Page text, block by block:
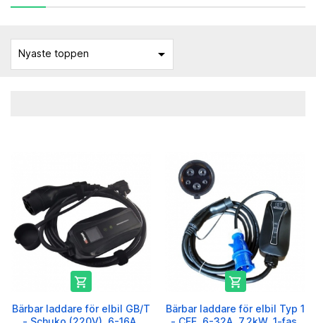
Nyaste toppen 

Bärbar laddare för elbil GB/T

Bärbar laddare för elbil Typ 1